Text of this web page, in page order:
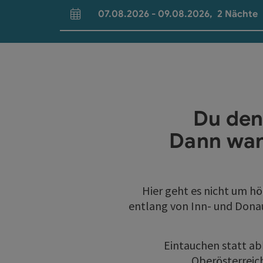
An- und Abreisefelder
07.08.2026 - 09.08.2026, 2 Nächte
Du
Dann
Hier geht es nicht um
entlang von Inn- und
Eintauchen statt